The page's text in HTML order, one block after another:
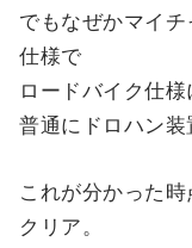
でもなぜかマイ
仕様で
ロードバイク仕様
普通にドロハン装
これが分かった
クリア。